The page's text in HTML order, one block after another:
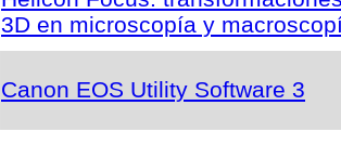
3D en microscopía y
Canon EOS Utility Software 3